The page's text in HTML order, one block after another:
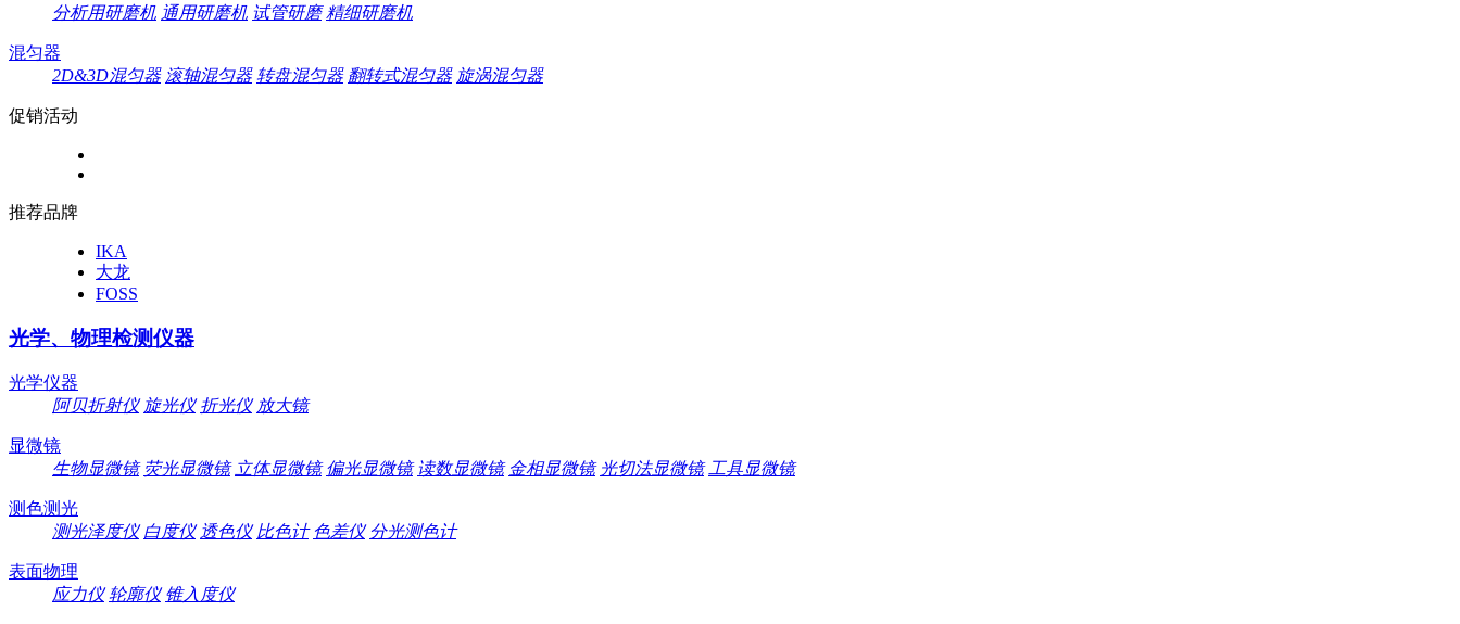
分析用研磨机 通用研磨机 试管研磨 精细研磨机
混匀器
2D&3D混匀器 滚轴混匀器 转盘混匀器 翻转式混匀器 旋涡混匀器
促销活动
推荐品牌
IKA
大龙
FOSS
光学、物理检测仪器
光学仪器
阿贝折射仪 旋光仪 折光仪 放大镜
显微镜
生物显微镜 荧光显微镜 立体显微镜 偏光显微镜 读数显微镜 金相显微镜 光切法显微镜 工具显微镜
测色测光
测光泽度仪 白度仪 透色仪 比色计 色差仪 分光测色计
表面物理
应力仪 轮廓仪 锥入度仪